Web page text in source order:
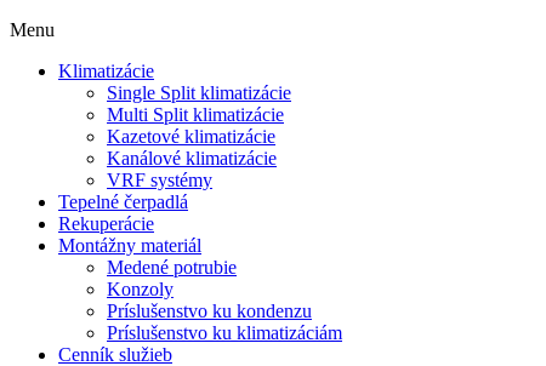
Menu
Klimatizácie
Single Split klimatizácie
Multi Split klimatizácie
Kazetové klimatizácie
Kanálové klimatizácie
VRF systémy
Tepelné čerpadlá
Rekuperácie
Montážny materiál
Medené potrubie
Konzoly
Príslušenstvo ku kondenzu
Príslušenstvo ku klimatizáciám
Cenník služieb